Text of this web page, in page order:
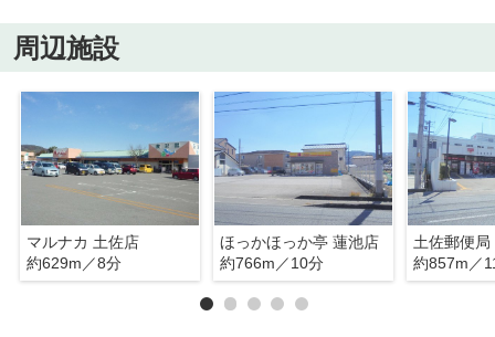
周辺施設
マルナカ 土佐店
約629m／8分
ほっかほっか亭 蓮池店
約766m／10分
土佐郵便局
約857m／